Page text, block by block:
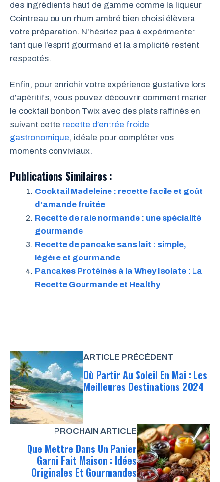
des ingrédients haut de gamme comme la liqueur
Cointreau ou un rhum ambré bien choisi élèvera
votre préparation. N’hésitez pas à expérimenter
tant que l’esprit gourmand et la simplicité restent
respectés.
Enfin, pour enrichir votre expérience gustative lors
d’apéritifs, vous pouvez découvrir comment marier
le cocktail bonbon Twix avec des plats raffinés en
suivant cette recette d’entrée froide
gastronomique, idéale pour compléter vos
moments conviviaux.
Publications Similaires :
Cocktail Madeleine : recette facile et goût
d’amande fruitée
Recette de raie normande : une spécialité
gourmande
Recette de pancake sans lait : simple,
légère et gourmande
Pancakes Protéinés à la Whey Isolate : La
Recette Gourmande et Healthy
ARTICLE PRÉCÉDENT
Où Partir Au Soleil En Mai : Les
Meilleures Destinations 2024
PROCHAIN ARTICLE
Que Mettre Dans Un Panier
Garni Fait Maison : Idées
Originales Et Gourmandes